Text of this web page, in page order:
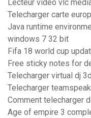
Lecteur video vlc
Telecharger carte
Java runtime
windows 7 32 bit
Fifa 18 world cup
Free sticky notes for
Telecharger virtual dj 3d
Telecharger
Comment telecharger
Age of empire 3